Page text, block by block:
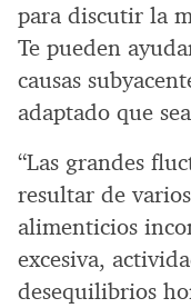
para discutir la
Te pueden
causas
adaptado que
“Las grandes
resultar de
alimenticios
excesiva,
desequilibrios